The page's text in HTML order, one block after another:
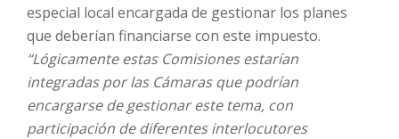
especial local encargada de gestionar los planes
que deberían financiarse con este impuesto.
“Lógicamente estas Comisiones estarían
integradas por las Cámaras que podrían
encargarse de gestionar este tema, con
participación de diferentes interlocutores